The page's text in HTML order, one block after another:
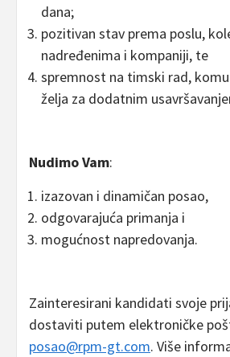
dana;
pozitivan stav prema poslu,
nadređenima i kompaniji, te
spremnost na timski rad,
želja za dodatnim
Nudimo Vam:
izazovan i dinamičan posao,
odgovarajuća primanja i
mogućnost napredovanja.
Zainteresirani kandidati svoje
dostaviti putem elektroničke
posao@rpm-gt.com. Više